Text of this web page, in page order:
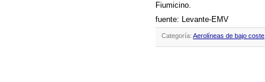
Fiumicino.
fuente: Levante-EMV
Categoría: Aerolíneas de bajo coste